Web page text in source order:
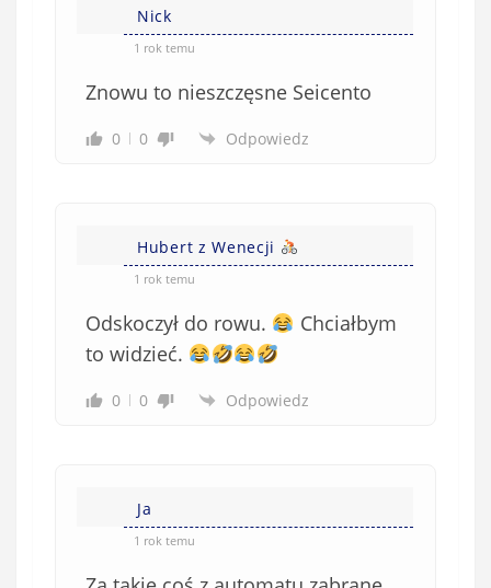
Nick
1 rok temu
Znowu to nieszczęsne Seicento
0 0 Odpowiedz
Hubert z Wenecji
1 rok temu
Odskoczył do rowu.
Chciałbym
to widzieć.
0 0 Odpowiedz
Ja
1 rok temu